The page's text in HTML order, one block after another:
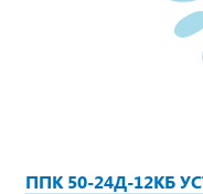
ППК 50-24Д-12КБ